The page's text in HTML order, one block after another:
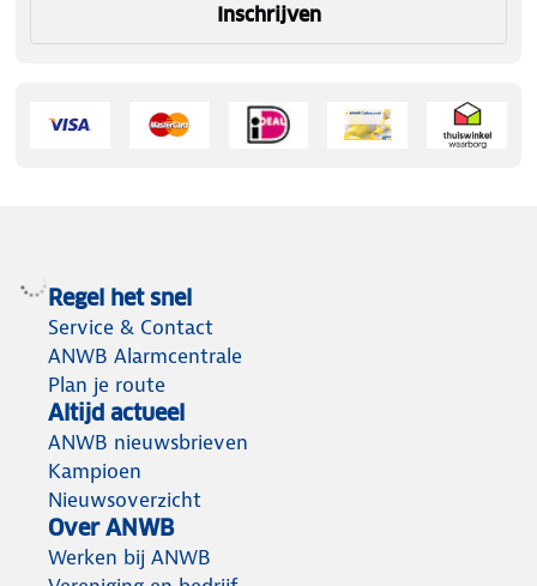
– Langdurige bescherming zonder
vervanging.
– Waarschuwt voor rook én
koolmonoxide.
Geen storend LED-lampje
slaapkamers.
Montage zonder boren
Inschrijven
Regel het snel
Service & Contact
ANWB Alarmcentrale
Plan je route
Altijd actueel
ANWB nieuwsbrieven
Kampioen
Nieuwsoverzicht
Over ANWB
Werken bij ANWB